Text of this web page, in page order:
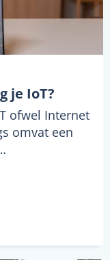
je IoT?
ofwel Internet
omvat een